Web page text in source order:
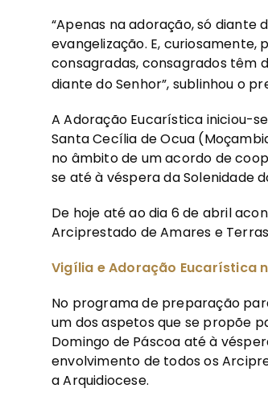
“Apenas na adoração, só diante
evangelização. E, curiosamente,
consagradas, consagrados têm
diante do Senhor”, sublinhou o
A Adoração Eucarística iniciou-
Santa Cecília de Ocua
no âmbito de um acordo de
se até à véspera da Solenidade
De hoje até ao dia 6 de abril
Arciprestado de Amares e
Vigília e Adoração Eucarística
No programa de preparação
um dos aspetos que se propõe
Domingo de Páscoa até à
envolvimento de todos os
a Arquidiocese.